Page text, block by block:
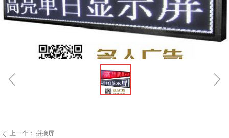
ꁆ ꁇ
ꄴ 上一个： 拼接屏